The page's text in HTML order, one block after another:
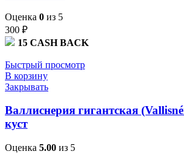
Оценка 0 из 5
300 ₽
15 CASH BACK
Быстрый просмотр
В корзину
Закрывать
Валлиснерия гигантская
куст
Оценка 5.00 из 5